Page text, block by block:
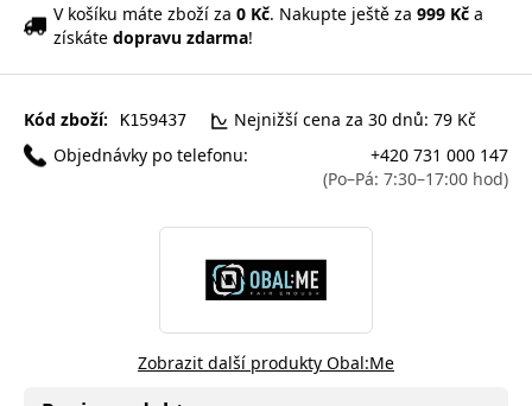
V košíku máte zboží za 0 Kč. Nakupte ještě za 999 Kč a
získáte dopravu zdarma!
Kód zboží: K159437
Nejnižší cena za 30 dnů: 79 Kč
Objednávky po telefonu:
+420 731 000 147
(Po–Pá: 7:30–17:00 hod)
Zobrazit další produkty Obal:Me